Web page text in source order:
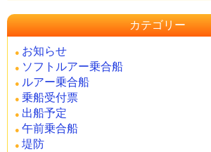
カテゴリー
お知らせ
ソフトルアー乗合船
ルアー乗合船
乗船受付票
出船予定
午前乗合船
堤防